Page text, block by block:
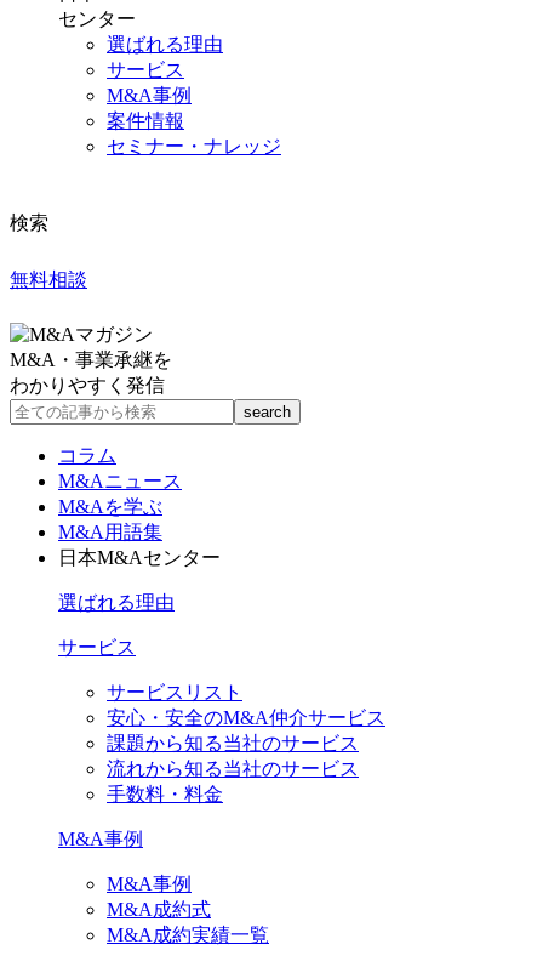
センター
選ばれる理由
サービス
M&A事例
案件情報
セミナー・ナレッジ
検索
無料相談
M&A・事業承継を
わかりやすく発信
コラム
M&Aニュース
M&Aを学ぶ
M&A用語集
日本M&Aセンター
選ばれる理由
サービス
サービスリスト
安心・安全のM&A仲介サービス
課題から知る当社のサービス
流れから知る当社のサービス
手数料・料金
M&A事例
M&A事例
M&A成約式
M&A成約実績一覧